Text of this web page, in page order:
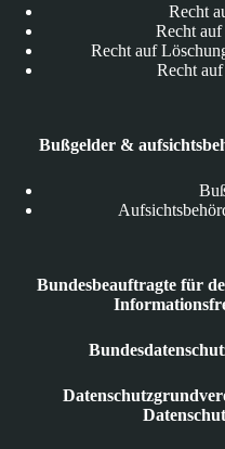
Recht
Recht
Recht auf
Recht
Bußgelder &
Bundesbeauftragte für